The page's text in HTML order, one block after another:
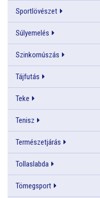
Sportlövészet
Súlyemelés
Szinkornúszás
Tájfutás
Teke
Tenisz
Természetjárás
Tollaslabda
Tömegsport